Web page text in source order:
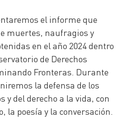
el informe que
muertes, naufragios y
en el año 2024 dentro
de Derechos
Fronteras. Durante
la defensa de los
y del derecho a la vida, con
la poesía y la conversación.